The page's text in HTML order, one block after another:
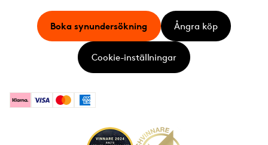
KlarnaVisa MastercardAmerican Express
Boka synundersökning Ångra köp
Cookie-inställningar